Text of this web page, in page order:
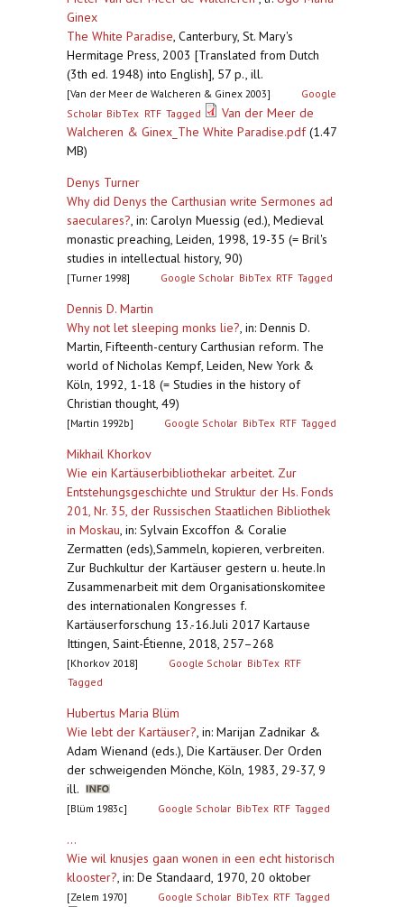
Ginex
The White Paradise, Canterbury, St. Mary's
Hermitage Press, 2003 [Translated from Dutch
(3th ed. 1948) into English], 57 p., ill.
[Van der Meer de Walcheren & Ginex 2003]
Google
Scholar BibTex RTF Tagged
Van der Meer de
Walcheren & Ginex_The White Paradise.pdf(1.47
MB)
Denys Turner
Why did Denys the Carthusian write Sermones ad
saeculares?, in: Carolyn Muessig (ed.), Medieval
monastic preaching, Leiden, 1998, 19-35 (= Bril's
studies in intellectual history, 90)
[Turner 1998] Google Scholar BibTex RTF Tagged
Dennis D. Martin
Why not let sleeping monks lie?, in: Dennis D.
Martin, Fifteenth-century Carthusian reform. The
world of Nicholas Kempf, Leiden, New York &
Köln, 1992, 1-18 (= Studies in the history of
Christian thought, 49)
[Martin 1992b] Google Scholar BibTex RTF Tagged
Mikhail Khorkov
Wie ein Kartäuserbibliothekar arbeitet. Zur
Entstehungsgeschichte und Struktur der Hs. Fonds
201, Nr. 35, der Russischen Staatlichen Bibliothek
in Moskau, in: Sylvain Excoffon & Coralie
Zermatten (eds),Sammeln, kopieren, verbreiten.
Zur Buchkultur der Kartäuser gestern u. heute.In
Zusammenarbeit mit dem Organisationskomitee
des internationalen Kongresses f.
Kartäuserforschung 13.-16.Juli 2017 Kartause
Ittingen, Saint-Étienne, 2018, 257–268
[Khorkov 2018] Google Scholar BibTex RTF
Tagged
Hubertus Maria Blüm
Wie lebt der Kartäuser?, in: Marijan Zadnikar &
Adam Wienand (eds.), Die Kartäuser. Der Orden
der schweigenden Mönche, Köln, 1983, 29-37, 9
ill.
[Blüm 1983c] Google Scholar BibTex RTF Tagged
...
Wie wil knusjes gaan wonen in een echt historisch
klooster?, in: De Standaard, 1970, 20 oktober
[Zelem 1970] Google Scholar BibTex RTF Tagged